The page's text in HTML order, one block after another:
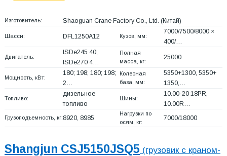
Изготовитель: Shaoguan Crane Factory Co., Ltd. (Китай)
Шасси: DFL1250A12 Кузов, мм:
7000/7500/8000 ×
400/…
Двигатель:
ISDe245 40;
ISDe270 4…
Полная
масса, кг:
25000
Мощность, кВт:
180; 198; 180; 198;
2…
Колесная
база, мм:
5350+1300, 5350+
1350,…
Топливо:
дизельное
топливо
Шины:
10.00-20 18PR,
10.00R…
Грузоподъемность, кг:8920, 8985
Нагрузки по
осям, кг:
7000/18000
Shangjun CSJ5150JSQ5 (грузовик с краном-